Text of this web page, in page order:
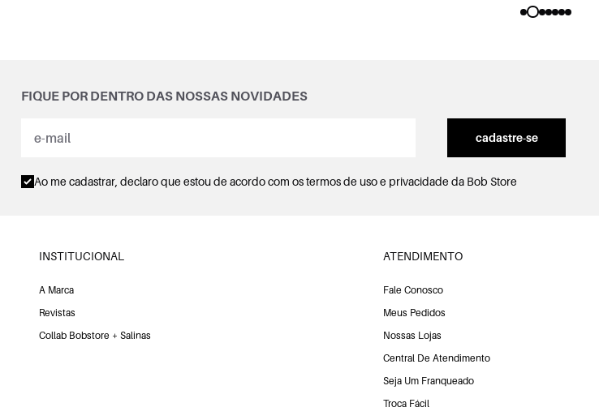
FIQUE POR DENTRO DAS NOSSAS NOVIDADES
cadastre-se
Ao me cadastrar, declaro que estou de acordo com ostermos de uso e privacidadeda Bob Store
INSTITUCIONAL
A Marca
Revistas
Collab Bobstore + Salinas
ATENDIMENTO
Fale Conosco
Meus Pedidos
Nossas Lojas
Central De Atendimento
Seja Um Franqueado
Troca Fácil